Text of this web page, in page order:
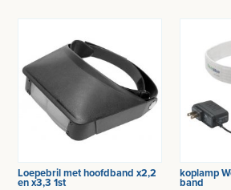
DIVERSEN
MICROSCOOP EN TOEBEHOREN
ONDERZOEKSLAMPEN
Loepebril met hoofdband x2,2
en x3,3 1st
koplamp
band